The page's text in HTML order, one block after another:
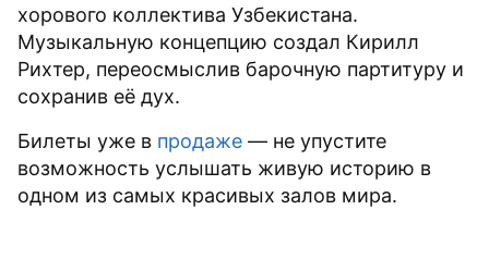
хорового коллектива Узбекистана.
Музыкальную концепцию создал Кирилл
Рихтер, переосмыслив барочную партитуру и
сохранив её дух.
Билеты уже в продаже — не упустите
возможность услышать живую историю в
одном из самых красивых залов мира.